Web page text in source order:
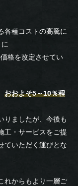
各種コストの高騰に
格を改定させてい
おおよそ5～10％程
りましたが、今後も
工・サービスをご提
ていただく運びとな
れからもより一層ご